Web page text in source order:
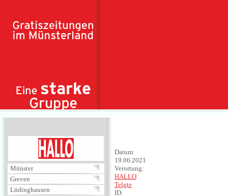
Münster
Greven
Lüdinghausen
Datum:
19.06.2021
Verortung:
HALLO
Telgte
ID: